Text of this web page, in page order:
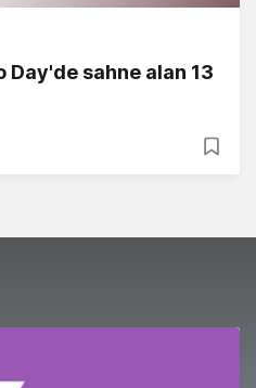
Day'de sahne alan 13